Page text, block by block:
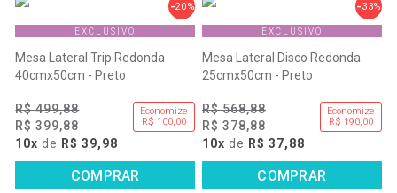
20%
EXCLUSIVO
Mesa Lateral Trip Redonda
40cmx50cm - Preto
R$ 499,88
R$ 399,88
Economize
R$ 100,00
10x de R$ 39,98
COMPRAR
33%
EXCLUSIVO
Mesa Lateral Disco Redonda
25cmx50cm - Preto
R$ 568,88
R$ 378,88
Economize
R$ 190,00
10x de R$ 37,88
COMPRAR